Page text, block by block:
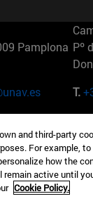
Pamplona Pº
T.
28023
T.
and third-party
For example,
how the
active until
Cookie Policy.